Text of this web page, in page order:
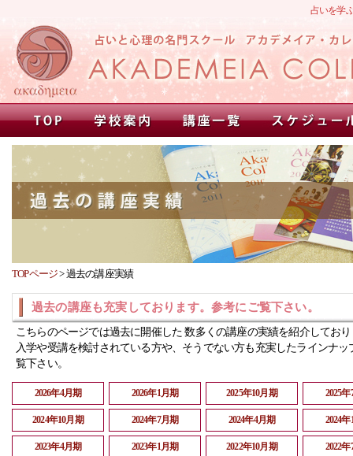
占いを学
TOPページ>過去の講座実績
過去の講座も充実しております。参考にご覧下さい。
こちらのページでは過去に開催した 数多くの講座の実績を紹介してお
入学や受講を検討されている方や、そうでない方も充実したラインナッ
覧下さい。
2026年4月期 2026年1月期 2025年10月期 2025
2024年10月期 2024年7月期 2024年4月期 2024
2023年4月期 2023年1月期 2022年10月期 2022